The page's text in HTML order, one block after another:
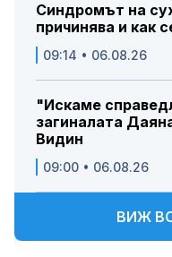
Синдромът на
причинява и как
09:14 • 06.08.26
"Искаме
загиналата
Видин
09:00 • 06.08.26
ВИЖ